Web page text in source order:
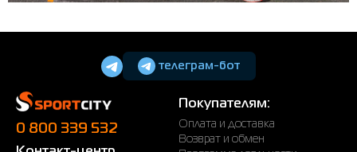
телеграм-бот
0 800 339 532
Покупателям:
Оплата и доставка
Возврат и обмен